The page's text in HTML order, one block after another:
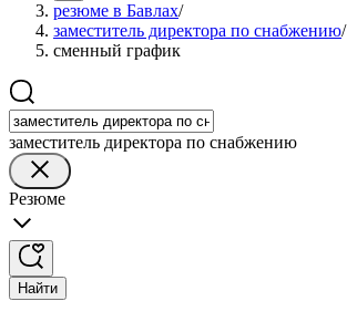
резюме в Бавлах/
заместитель директора по снабжению/
сменный график
заместитель директора по снабжению
Резюме
Найти